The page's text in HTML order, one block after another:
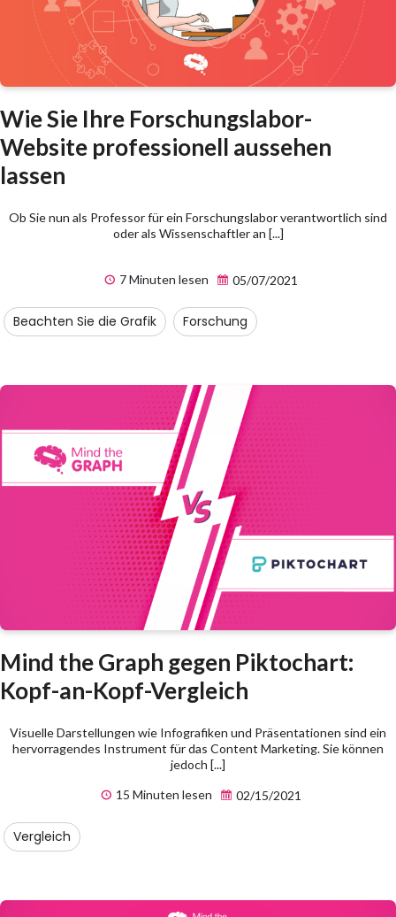
Wie Sie Ihre Forschungslabor-
Website professionell aussehen
lassen
Ob Sie nun als Professor für ein Forschungslabor verantwortlich sind
oder als Wissenschaftler an [...]
7 Minuten lesen 05/07/2021
Beachten Sie die Grafik Forschung
Mind the Graph gegen Piktochart:
Kopf-an-Kopf-Vergleich
Visuelle Darstellungen wie Infografiken und Präsentationen sind ein
hervorragendes Instrument für das Content Marketing. Sie können
jedoch [...]
15 Minuten lesen
02/15/2021
Vergleich